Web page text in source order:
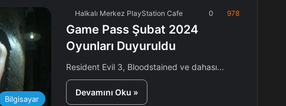
Bilgisayar
Halkalı Merkez PlayStation Cafe 0 978
Game Pass Şubat 2024
Oyunları Duyuruldu
Resident Evil 3, Bloodstained ve dahası...
Devamını Oku »